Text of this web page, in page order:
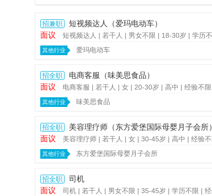
化
三
招兼职
短视频达人（爱玛电动车）
面议
短视频达人 | 若干人 | 男女不限 | 18-30岁 | 学历
其他行业 爱玛电动车
招全职
电商客服（味美思食品）
面议
电商客服 | 若干人 | 女 | 20-30岁 | 高中 | 经验不限
其他行业 味美思食品
招全职
美容理疗师（东方爱堡国际母婴月子会所）
面议
美容理疗师 | 若干人 | 女 | 30-45岁 | 高中 | 经验
其他行业 东方爱堡国际母婴月子会所
招全职
司机
面议
司机 | 若干人 | 男女不限 | 35-45岁 | 学历不限 |